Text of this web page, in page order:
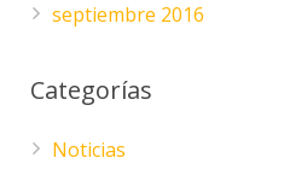
septiembre 2016
Categorías
Noticias